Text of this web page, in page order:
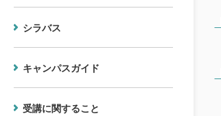
シラバス
キャンパスガイド
受講に関すること